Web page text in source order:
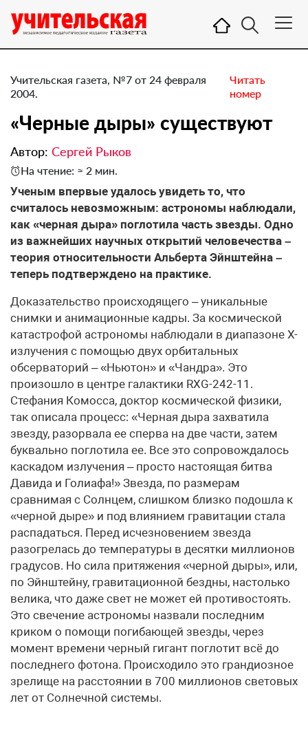
Учительская газета, №7 от 24 февраля
2004.
Читать
номер
«Черные дыры» существуют
Автор: Сергей Рыков
На чтение: ≈ 2 мин.
Ученым впервые удалось увидеть то, что
считалось невозможным: астрономы наблюдали,
как «черная дыра» поглотила часть звезды. Одно
из важнейших научных открытий человечества –
теория относительности Альберта Эйнштейна –
теперь подтверждено на практике.
Доказательство происходящего – уникальные
снимки и анимационные кадры. За космической
катастрофой астрономы наблюдали в диапазоне Х-
излучения с помощью двух орбитальных
обсерваторий – «Ньютон» и «Чандра». Это
произошло в центре галактики RXG-242-11.
Стефания Комосса, доктор космической физики,
так описала процесс: «Черная дыра захватила
звезду, разорвала еe сперва на две части, затем
буквально поглотила еe. Все это сопровождалось
каскадом излучения – просто настоящая битва
Давида и Голиафа!» Звезда, по размерам
сравнимая с Солнцем, слишком близко подошла к
«черной дыре» и под влиянием гравитации стала
распадаться. Перед исчезновением звезда
разогрелась до температуры в десятки миллионов
градусов. Но сила притяжения «черной дыры», или,
по Эйнштейну, гравитационной бездны, настолько
велика, что даже свет не может ей противостоять.
Это свечение астрономы назвали последним
криком о помощи погибающей звезды, через
момент времени черный гигант поглотит всё до
последнего фотона. Происходило это грандиозное
зрелище на расстоянии в 700 миллионов световых
лет от Солнечной системы.